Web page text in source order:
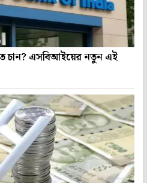
চান? এসবিআইয়ের নতুন এই